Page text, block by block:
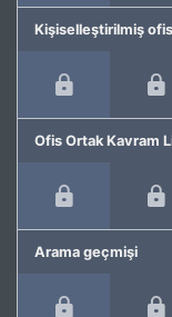
Kişiselleştirilmiş
Ofis Ortak Kavram
Arama geçmişi